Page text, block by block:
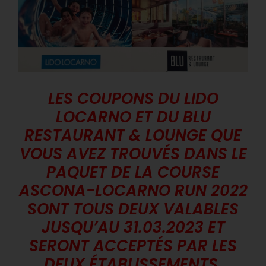
LES COUPONS DU LIDO
LOCARNO ET DU BLU
RESTAURANT & LOUNGE QUE
VOUS AVEZ TROUVÉS DANS LE
PAQUET DE LA COURSE
ASCONA-LOCARNO RUN 2022
SONT TOUS DEUX VALABLES
JUSQU’AU 31.03.2023 ET
SERONT ACCEPTÉS PAR LES